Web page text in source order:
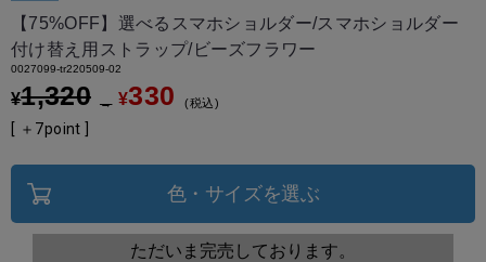
【75%OFF】選べるスマホショルダー/スマホショルダー
付け替え用ストラップ/ビーズフラワー
0027099-tr220509-02
¥1,320 → ¥330 税込
[ ＋ 7point ]
色・サイズを選ぶ
ただいま完売しております。